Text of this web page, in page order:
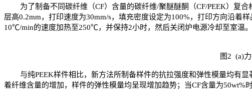
为了制备不同碳纤维（CF）含量的碳纤维/聚醚醚酮（CF/PEEK）复合
层高0.2mm，打印速度为30mm/s，填充密度设定为100%，打印方向沿着
10℃/min的速度加热至250℃，并保持2小时，然后关闭炉电源冷却至室温
图2 (a)
与纯PEEK样件相比，新方法所制备样件的抗拉强度和弹性模量均有显
着纤维含量的增加，样件的弹性模量均呈现增加趋势；当CF含量为50wt%